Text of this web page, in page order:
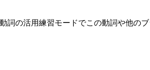
の活用練習モードでこの動詞や他の